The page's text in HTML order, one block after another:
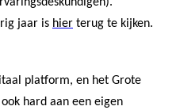
jaar is hier terug te kijken.
platform, en het Grote
hard aan een eigen